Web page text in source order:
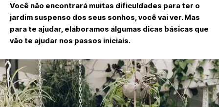
Você não encontrará muitas dificuldades para ter o
jardim suspenso dos seus sonhos, você vai ver. Mas
para te ajudar, elaboramos algumas dicas básicas que
vão te ajudar nos passos iniciais.